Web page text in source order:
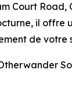
Court
il offre
de votre